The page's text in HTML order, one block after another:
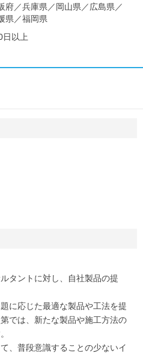
府／兵庫県／岡山県／広島県／
県／福岡県
日以上
タントに対し、自社製品の提
に応じた最適な製品や工法を提
では、新たな製品や施工方法の
、普段意識することの少ないイ